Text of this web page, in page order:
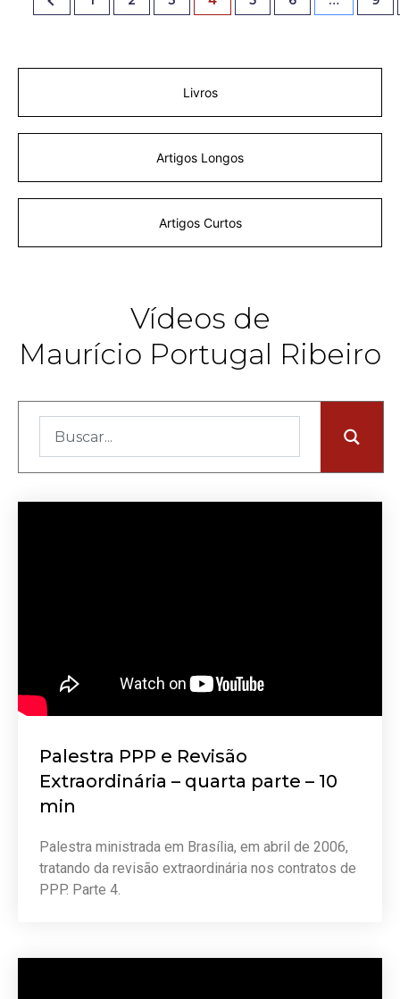
Livros
Artigos Longos
Artigos Curtos
Vídeos de
Maurício Portugal Ribeiro
Palestra PPP e Revisão
Extraordinária – quarta parte – 10
min
Palestra ministrada em Brasília, em abril de 2006,
tratando da revisão extraordinária nos contratos de
PPP. Parte 4.